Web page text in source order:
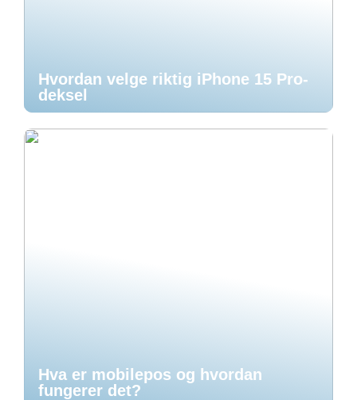
Hvordan velge riktig iPhone 15 Pro-
deksel
Hva er mobilepos og hvordan
fungerer det?